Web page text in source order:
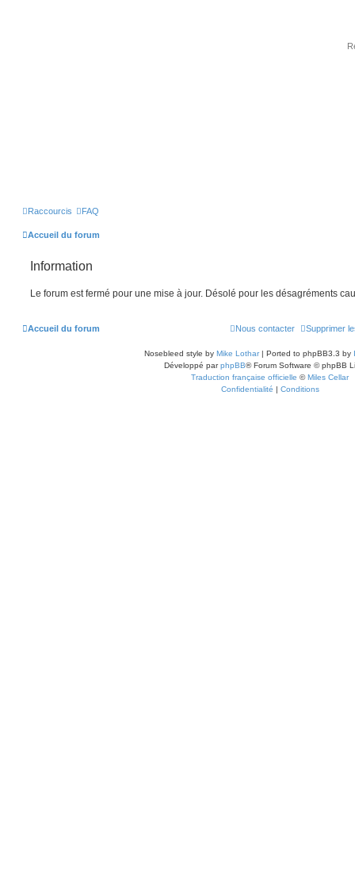
Raccourcis FAQ
Accueil du forum
Information
Le forum est fermé pour une mise à jour. Désolé pour les désagréments
Accueil du forum Supprimer
Nous contacter
Nosebleed style by Mike Lothar| Ported to phpBB3.3 by
Développé parphpBB® Forum Software © phpBB
Traduction française officielle ©Miles Cellar
Confidentialité | Conditions